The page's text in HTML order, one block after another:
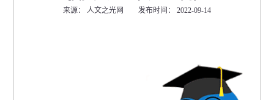
来源： 人文之光网 发布时间： 2022-09-14